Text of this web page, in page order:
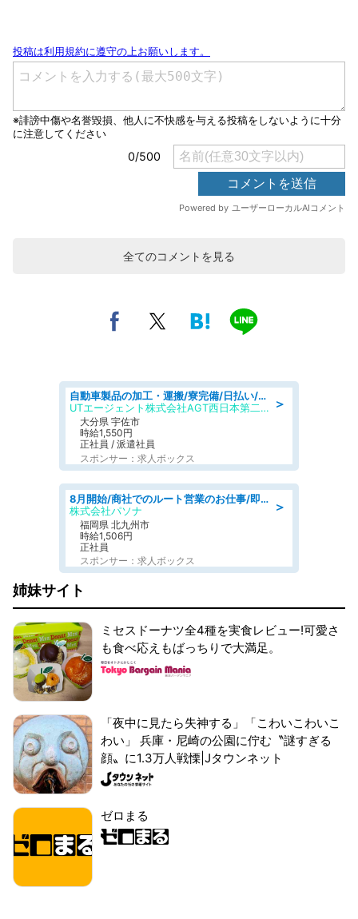
全てのコメントを見る
＞
自動車製品の加工・運搬/寮完備/日払い/工場・製造
UTエージェント株式会社AGT西日本第二CU
大分県 宇佐市
時給1,550円
正社員 / 派遣社員
スポンサー：求人ボックス
＞
8月開始/商社でのルート営業のお仕事/即日勤務可/車通勤可/営業
株式会社パソナ
福岡県 北九州市
時給1,506円
正社員
スポンサー：求人ボックス
姉妹サイト
ミセスドーナツ全4種を実食レビュー!可愛さ
も食べ応えもばっちりで大満足。
「夜中に見たら失神する」「こわいこわいこ
わい」 兵庫・尼崎の公園に佇む〝謎すぎる
顔〟に1.3万人戦慄|Jタウンネット
ゼロまる